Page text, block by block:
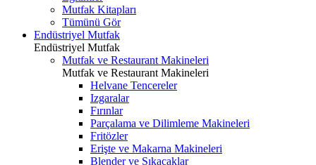
Mutfak Kitapları
Tümünü Gör
Endüstriyel Mutfak
Endüstriyel Mutfak
Mutfak ve Restaurant Makineleri
Mutfak ve Restaurant Makineleri
Helvane Tencereler
Izgaralar
Fırınlar
Parçalama ve Dilimleme Makineleri
Fritözler
Erişte ve Makarna Makineleri
Blender ve Sıkacaklar